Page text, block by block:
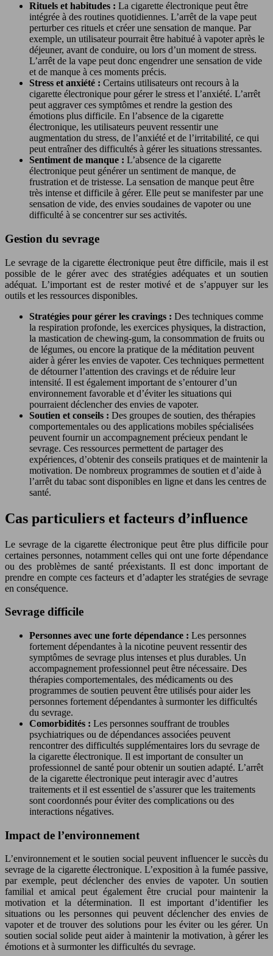
Rituels et habitudes : La cigarette électronique peut être
intégrée à des routines quotidiennes. L’arrêt de la vape peut
perturber ces rituels et créer une sensation de manque. Par
exemple, un utilisateur pourrait être habitué à vapoter après le
déjeuner, avant de conduire, ou lors d’un moment de stress.
L’arrêt de la vape peut donc engendrer une sensation de vide
et de manque à ces moments précis.
Stress et anxiété : Certains utilisateurs ont recours à la
cigarette électronique pour gérer le stress et l’anxiété. L’arrêt
peut aggraver ces symptômes et rendre la gestion des
émotions plus difficile. En l’absence de la cigarette
électronique, les utilisateurs peuvent ressentir une
augmentation du stress, de l’anxiété et de l’irritabilité, ce qui
peut entraîner des difficultés à gérer les situations stressantes.
Sentiment de manque : L’absence de la cigarette
électronique peut générer un sentiment de manque, de
frustration et de tristesse. La sensation de manque peut être
très intense et difficile à gérer. Elle peut se manifester par une
sensation de vide, des envies soudaines de vapoter ou une
difficulté à se concentrer sur ses activités.
Gestion du sevrage
Le sevrage de la cigarette électronique peut être difficile, mais il est
possible de le gérer avec des stratégies adéquates et un soutien
adéquat. L’important est de rester motivé et de s’appuyer sur les
outils et les ressources disponibles.
Stratégies pour gérer les cravings : Des techniques comme
la respiration profonde, les exercices physiques, la distraction,
la mastication de chewing-gum, la consommation de fruits ou
de légumes, ou encore la pratique de la méditation peuvent
aider à gérer les envies de vapoter. Ces techniques permettent
de détourner l’attention des cravings et de réduire leur
intensité. Il est également important de s’entourer d’un
environnement favorable et d’éviter les situations qui
pourraient déclencher des envies de vapoter.
Soutien et conseils : Des groupes de soutien, des thérapies
comportementales ou des applications mobiles spécialisées
peuvent fournir un accompagnement précieux pendant le
sevrage. Ces ressources permettent de partager des
expériences, d’obtenir des conseils pratiques et de maintenir la
motivation. De nombreux programmes de soutien et d’aide à
l’arrêt du tabac sont disponibles en ligne et dans les centres de
santé.
Cas particuliers et facteurs d’influence
Le sevrage de la cigarette électronique peut être plus difficile pour
certaines personnes, notamment celles qui ont une forte dépendance
ou des problèmes de santé préexistants. Il est donc important de
prendre en compte ces facteurs et d’adapter les stratégies de sevrage
en conséquence.
Sevrage difficile
Personnes avec une forte dépendance : Les personnes
fortement dépendantes à la nicotine peuvent ressentir des
symptômes de sevrage plus intenses et plus durables. Un
accompagnement professionnel peut être nécessaire. Des
thérapies comportementales, des médicaments ou des
programmes de soutien peuvent être utilisés pour aider les
personnes fortement dépendantes à surmonter les difficultés
du sevrage.
Comorbidités : Les personnes souffrant de troubles
psychiatriques ou de dépendances associées peuvent
rencontrer des difficultés supplémentaires lors du sevrage de
la cigarette électronique. Il est important de consulter un
professionnel de santé pour obtenir un soutien adapté. L’arrêt
de la cigarette électronique peut interagir avec d’autres
traitements et il est essentiel de s’assurer que les traitements
sont coordonnés pour éviter des complications ou des
interactions négatives.
Impact de l’environnement
L’environnement et le soutien social peuvent influencer le succès du
sevrage de la cigarette électronique. L’exposition à la fumée passive,
par exemple, peut déclencher des envies de vapoter. Un soutien
familial et amical peut également être crucial pour maintenir la
motivation et la détermination. Il est important d’identifier les
situations ou les personnes qui peuvent déclencher des envies de
vapoter et de trouver des solutions pour les éviter ou les gérer. Un
soutien social solide peut aider à maintenir la motivation, à gérer les
émotions et à surmonter les difficultés du sevrage.